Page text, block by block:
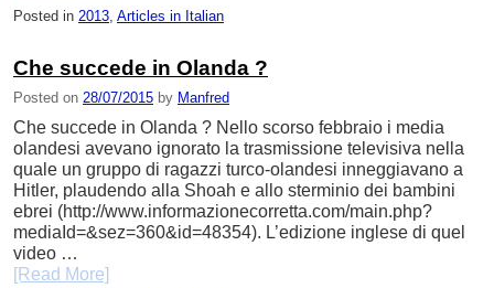
Posted in 2013 Articles in Italian
Che succede in Olanda ?
Posted on 28/07/2015 by Manfred
Che succede in Olanda ? Nello scorso febbraio i media
olandesi avevano ignorato la trasmissione televisiva nella
quale un gruppo di ragazzi turco-olandesi inneggiavano a
Hitler, plaudendo alla Shoah e allo sterminio dei bambini
ebrei (http://www.informazionecorretta.com/main.php?
mediaId=&sez=360&id=48354). L’edizione inglese di quel
video …
[Read More]